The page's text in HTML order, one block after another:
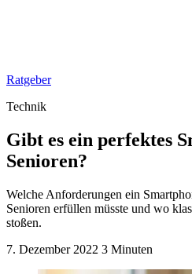
Ratgeber
Technik
Gibt es ein perfektes
Senioren?
Welche Anforderungen ein
Senioren erfüllen müsste und wo
stoßen.
7. Dezember 2022 3 Minuten